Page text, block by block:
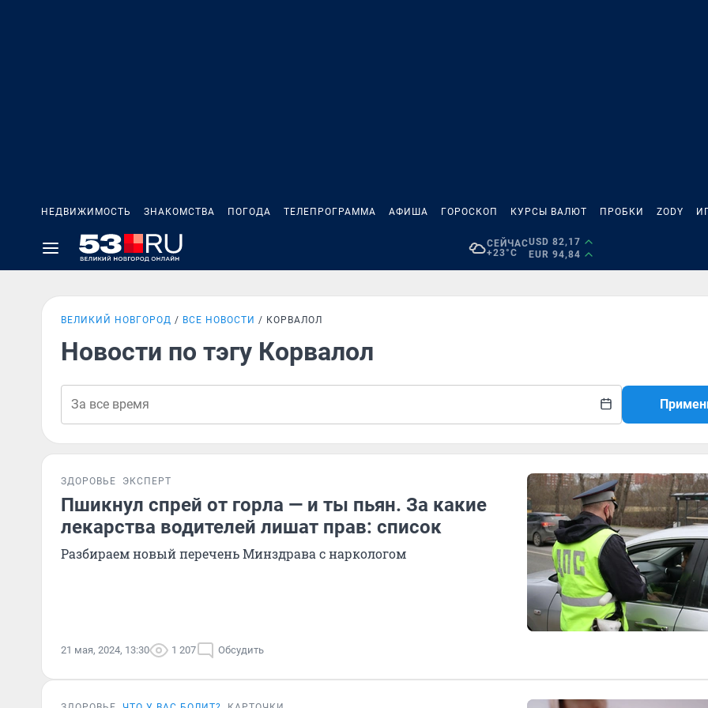
НЕДВИЖИМОСТЬ ЗНАКОМСТВА ПОГОДА ТЕЛЕПРОГРАММА АФИША ГОРОСКОП КУРСЫ ВАЛЮТ ПРОБКИ ZODY
СЕЙЧАС
+23°C
USD 82,17
EUR 94,84
ВЕЛИКИЙ НОВГОРОД ВСЕ НОВОСТИ КОРВАЛОЛ
Новости по тэгу Корвалол
ЗДОРОВЬЕ ЭКСПЕРТ
Пшикнул спрей от горла — и ты пьян. За какие
лекарства водителей лишат прав: список
Разбираем новый перечень Минздрава с наркологом
21 мая, 2024, 13:30 1 207 Обсудить